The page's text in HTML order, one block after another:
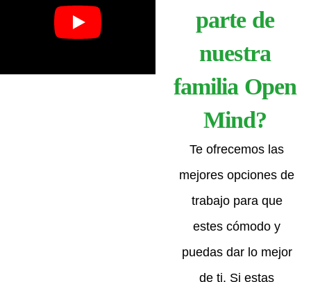
parte de
nuestra
familia Open
Mind?
Te ofrecemos las
mejores opciones de
trabajo para que
estes cómodo y
puedas dar lo mejor
de ti. Si estas